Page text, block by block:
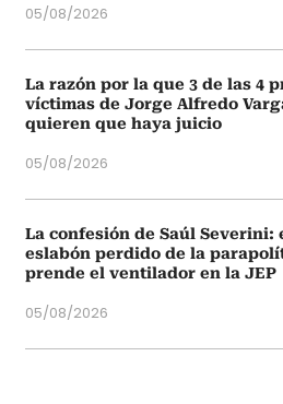
05/08/2026
La razón por la que 3 de las 4
víctimas de Jorge Alfredo
quieren que haya juicio
05/08/2026
La confesión de Saúl Severini:
eslabón perdido de la
prende el ventilador en la JEP
05/08/2026